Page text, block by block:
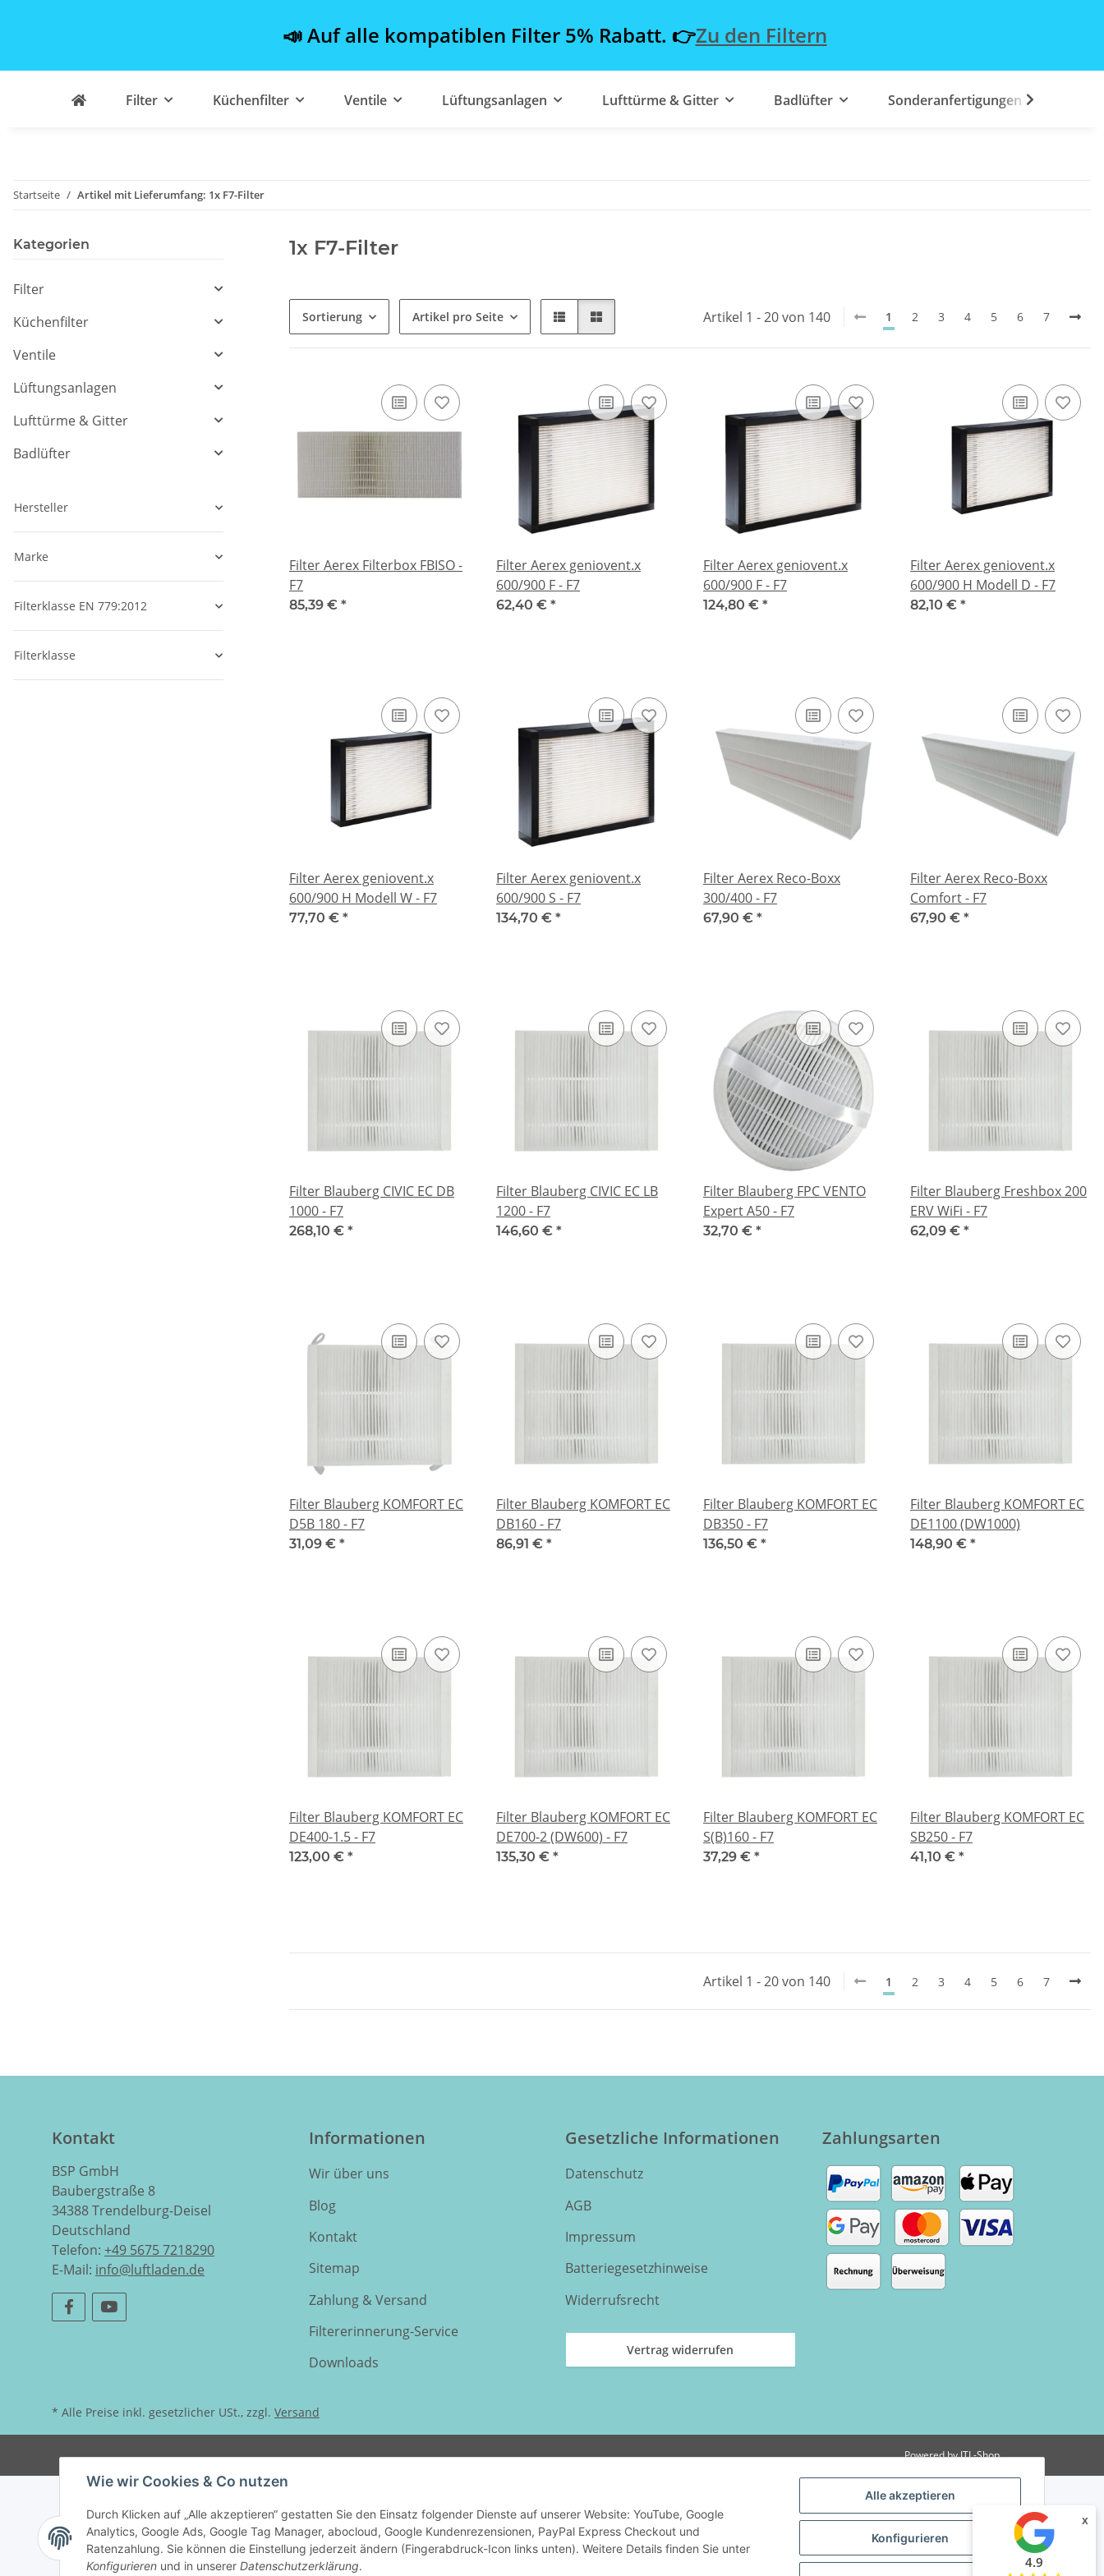
📣 Auf alle kompatiblen Filter 5% Rabatt. 👉Zu den Filtern
Alle akzeptieren
Konfigurieren
Wie wir Cookies & Co nutzen
Durch Klicken auf „Alle akzeptieren“ gestatten Sie den Einsatz folgender Dienste auf unserer Website: YouTube, Google
Analytics, Google Ads, Google Tag Manager, abocloud, Google Kundenrezensionen, PayPal Express Checkout und
Ratenzahlung. Sie können die Einstellung jederzeit ändern (Fingerabdruck-Icon links unten). Weitere Details finden Sie unter
Konfigurieren und in unserer Datenschutzerklärung.
Filter Küchenfilter Ventile Lüftungsanlagen Lufttürme & Gitter Badlüfter Sonderanfertigungen
Startseite Artikel mit Lieferumfang: 1x F7-Filter
1x F7-Filter
Sortierung Artikel pro Seite Artikel 1 - 20 von 140 1 2 3 4 5 6 7
Filter Aerex Filterbox FBISO -
F7
85,39 € *
Filter Aerex geniovent.x
600/900 F - F7
62,40 € *
Filter Aerex geniovent.x
600/900 F - F7
124,80 € *
Filter Aerex geniovent.x
600/900 H Modell D - F7
82,10 € *
Filter Aerex geniovent.x
600/900 H Modell W - F7
77,70 € *
Filter Aerex geniovent.x
600/900 S - F7
134,70 € *
Filter Aerex Reco-Boxx
300/400 - F7
67,90 € *
Filter Aerex Reco-Boxx
Comfort - F7
67,90 € *
Filter Blauberg CIVIC EC DB
1000 - F7
268,10 € *
Filter Blauberg CIVIC EC LB
1200 - F7
146,60 € *
Filter Blauberg FPC VENTO
Expert A50 - F7
32,70 € *
Filter Blauberg Freshbox 200
ERV WiFi - F7
62,09 € *
Filter Blauberg KOMFORT EC
D5B 180 - F7
31,09 € *
Filter Blauberg KOMFORT EC
DB160 - F7
86,91 € *
Filter Blauberg KOMFORT EC
DB350 - F7
136,50 € *
Filter Blauberg KOMFORT EC
DE1100 (DW1000)
148,90 € *
Filter Blauberg KOMFORT EC
DE400-1.5 - F7
123,00 € *
Filter Blauberg KOMFORT EC
DE700-2 (DW600) - F7
135,30 € *
Filter Blauberg KOMFORT EC
S(B)160 - F7
37,29 € *
Filter Blauberg KOMFORT EC
SB250 - F7
41,10 € *
Artikel 1 - 20 von 140 1 2 3 4 5 6 7
Kategorien
Filter
Küchenfilter
Ventile
Lüftungsanlagen
Lufttürme & Gitter
Badlüfter
Hersteller
Marke
Filterklasse EN 779:2012
Filterklasse
Kontakt
BSP GmbH
Baubergstraße 8
34388 Trendelburg-Deisel
Deutschland
Telefon: +49 5675 7218290
E-Mail: info@luftladen.de
Informationen
Wir über uns
Blog
Kontakt
Sitemap
Zahlung & Versand
Filtererinnerung-Service
Downloads
Gesetzliche Informationen
Datenschutz
AGB
Impressum
Batteriegesetzhinweise
Widerrufsrecht
Vertrag widerrufen
Zahlungsarten
* Alle Preise inkl. gesetzlicher USt., zzgl. Versand
Powered byJTL-Shop
x
4.9